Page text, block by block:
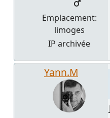
Emplacement:
limoges
IP archivée
Yann.M